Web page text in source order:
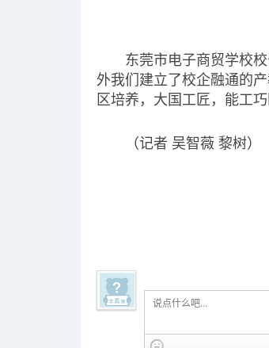
东莞市电子商贸学校
外我们建立了校企融通的
区培养，大国工匠，能工
（记者 吴智薇 黎树）